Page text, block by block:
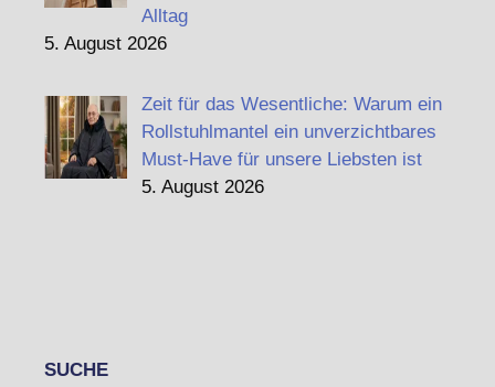
Alltag
5. August 2026
Zeit für das Wesentliche: Warum ein
Rollstuhlmantel ein unverzichtbares
Must-Have für unsere Liebsten ist
5. August 2026
SUCHE